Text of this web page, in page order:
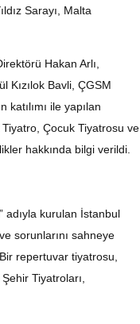
Sarayı, Malta
Hakan Arlı,
Kızılok Bavli, ÇGSM
ile yapılan
Tiyatro, Çocuk Tiyatrosu ve
hakkında bilgi verildi.
adıyla kurulan İstanbul
sorunlarını sahneye
repertuvar tiyatrosu,
Tiyatroları,
Haftanın Pusulası